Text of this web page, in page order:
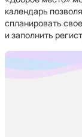
календарь
спланировать
и заполнить